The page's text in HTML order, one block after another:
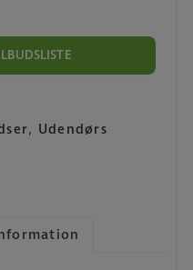
, Udendørs